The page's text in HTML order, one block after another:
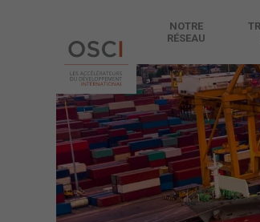
NOTRE
RÉSEAU